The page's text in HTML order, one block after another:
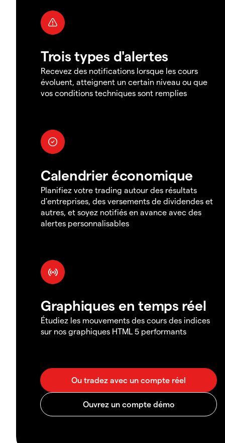
Trois types d'alertes
Recevez des notifications lorsque les cours
évoluent, atteignent un certain niveau ou que
vos conditions techniques sont remplies
Calendrier économique
Planifiez votre trading autour des résultats
d'entreprises, des versements de dividendes et
autres, et soyez notifiés en avance avec des
alertes personnalisables
Graphiques en temps réel
Étudiez les mouvements des cours des indices
sur nos graphiques HTML 5 performants